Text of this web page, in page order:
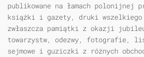
publikowane na łamach polonijnej
książki i gazety, druki wszelkiego
zwłaszcza pamiątki z okazji
towarzystw, odezwy, fotografie,
sejmowe i guziczki z różnych